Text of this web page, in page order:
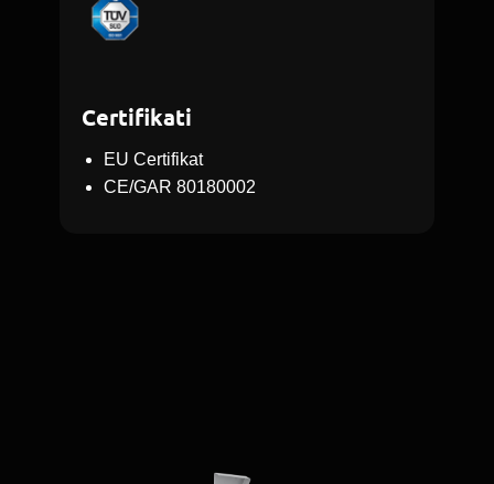
Certifikati
EU Certifikat
CE/GAR 80180002